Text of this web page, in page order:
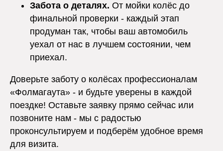
Забота о деталях. От мойки колёс до
финальной проверки - каждый этап
продуман так, чтобы ваш автомобиль
уехал от нас в лучшем состоянии, чем
приехал.
Доверьте заботу о колёсах профессионалам
«Фолмагаута» - и будьте уверены в каждой
поездке! Оставьте заявку прямо сейчас или
позвоните нам - мы с радостью
проконсультируем и подберём удобное время
для визита.